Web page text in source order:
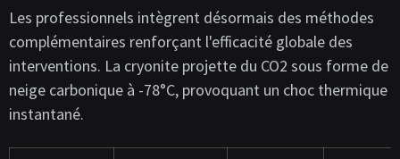
Les professionnels intègrent désormais des méthodes
complémentaires renforçant l'efficacité globale des
interventions. La cryonite projette du CO2 sous forme de
neige carbonique à -78°C, provoquant un choc thermique
instantané.